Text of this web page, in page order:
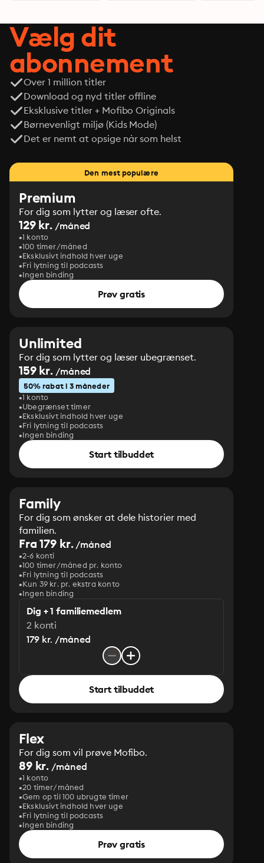
Vælg dit
abonnement
Over 1 million titler
Download og nyd titler offline
Eksklusive titler + Mofibo Originals
Børnevenligt miljø (Kids Mode)
Det er nemt at opsige når som helst
Den mest populære
Premium
For dig som lytter og læser ofte.
129 kr. /måned
1 konto
100 timer/måned
Eksklusivt indhold hver uge
Fri lytning til podcasts
Ingen binding
Prøv gratis
Unlimited
For dig som lytter og læser ubegrænset.
159 kr. /måned
50% rabat i 3 måneder
1 konto
Ubegrænset timer
Eksklusivt indhold hver uge
Fri lytning til podcasts
Ingen binding
Start tilbuddet
Family
For dig som ønsker at dele historier med
familien.
Fra 179 kr./måned
2-6 konti
100 timer/måned pr. konto
Fri lytning til podcasts
Kun 39 kr. pr. ekstra konto
Ingen binding
Dig + 1 familiemedlem
2 konti
179 kr. /måned
Start tilbuddet
Flex
For dig som vil prøve Mofibo.
89 kr. /måned
1 konto
20 timer/måned
Gem op til 100 ubrugte timer
Eksklusivt indhold hver uge
Fri lytning til podcasts
Ingen binding
Prøv gratis